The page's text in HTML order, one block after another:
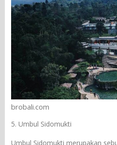
brobali.com
5. Umbul Sidomukti
Umbul Sidomukti merupakan